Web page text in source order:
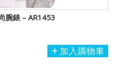
腕錶 – AR1453
加入購物車